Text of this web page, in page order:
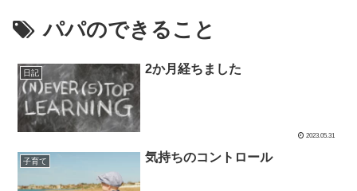
パパのできること
日記 2か月経ちました
2023.05.31
子育て 気持ちのコントロール